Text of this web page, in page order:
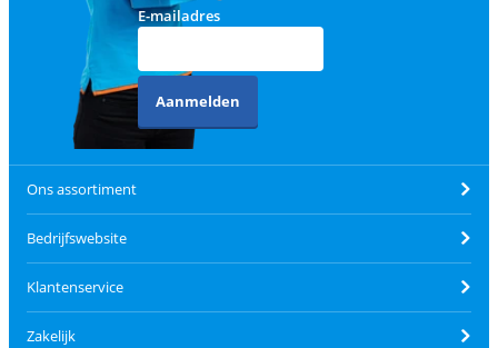
E-mailadres
Aanmelden
Ons assortiment
Bedrijfswebsite
Klantenservice
Zakelijk